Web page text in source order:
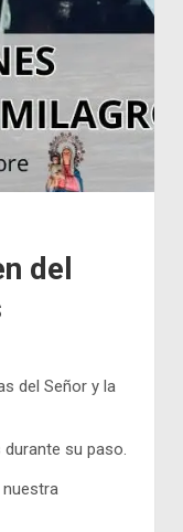
del
del Señor y la
su paso.